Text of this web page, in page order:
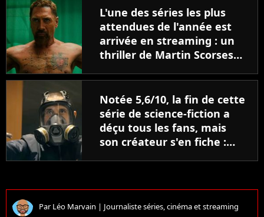
L'une des séries les plus
attendues de l'année est
arrivée en streaming : un
thriller de Martin Scorsese
Javier Bardem
Notée 5,6/10, la fin de cette
série de science-fiction a
déçu tous les fans, mais
son créateur s'en fiche :
ParLéo Marvain | Journaliste séries, cinéma et streaming